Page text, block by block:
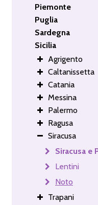
Piemonte
Puglia
Sardegna
Sicilia
Agrigento
Caltanissetta
Catania
Messina
Palermo
Ragusa
Siracusa
Siracusa e
Lentini
Noto
Trapani